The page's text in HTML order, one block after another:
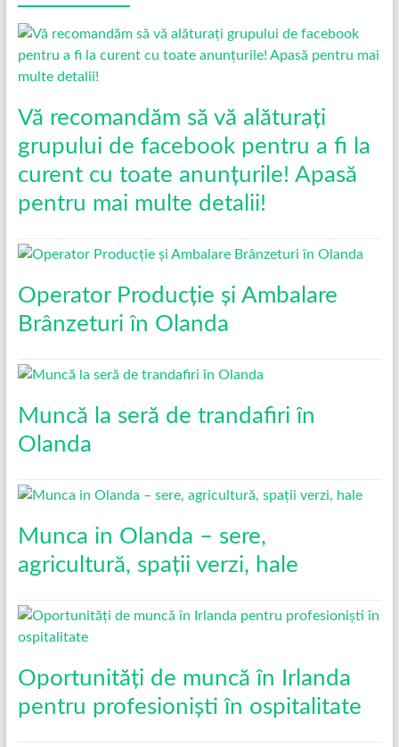
Vă recomandăm să vă alăturați
grupului de facebook pentru a fi la
curent cu toate anunțurile! Apasă
pentru mai multe detalii!
Operator Producție și Ambalare
Brânzeturi în Olanda
Muncă la seră de trandafiri în
Olanda
Munca in Olanda – sere,
agricultură, spații verzi, hale
Oportunități de muncă în Irlanda
pentru profesioniști în ospitalitate